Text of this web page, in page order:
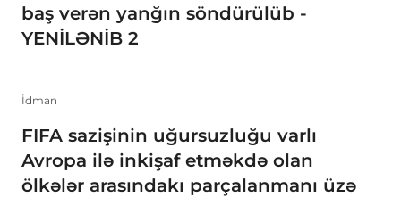
baş verən yanğın söndürülüb -
YENİLƏNİB 2
İdman
FIFA sazişinin uğursuzluğu varlı
Avropa ilə inkişaf etməkdə olan
ölkələr arasındakı parçalanmanı üzə